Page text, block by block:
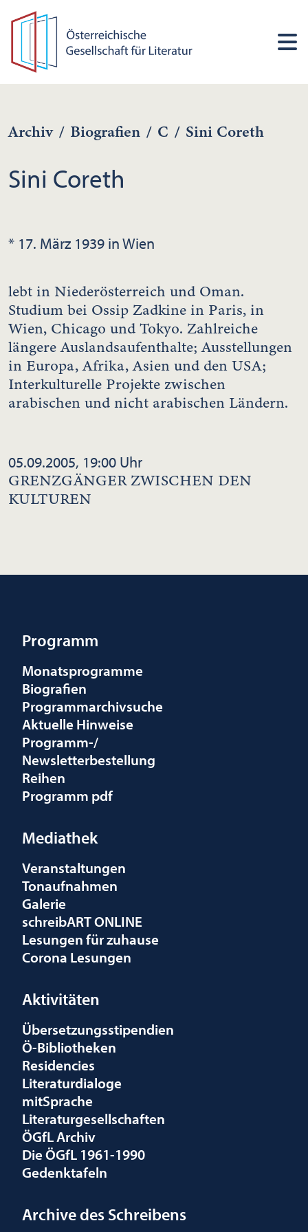
Archiv / Biografien / C / Sini Coreth
Sini Coreth
* 17. März 1939 in Wien
lebt in Niederösterreich und Oman.
Studium bei Ossip Zadkine in Paris, in
Wien, Chicago und Tokyo. Zahlreiche
längere Auslandsaufenthalte; Ausstellungen
in Europa, Afrika, Asien und den USA;
Interkulturelle Projekte zwischen
arabischen und nicht arabischen Ländern.
05.09.2005, 19:00 Uhr
GRENZGÄNGER ZWISCHEN DEN
KULTUREN
Programm
Monatsprogramme
Biografien
Programmarchivsuche
Aktuelle Hinweise
Programm-/
Newsletterbestellung
Reihen
Programm pdf
Mediathek
Veranstaltungen
Tonaufnahmen
Galerie
schreibART ONLINE
Lesungen für zuhause
Corona Lesungen
Aktivitäten
Übersetzungsstipendien
Ö-Bibliotheken
Residencies
Literaturdialoge
mitSprache
Literaturgesellschaften
ÖGfL Archiv
Die ÖGfL 1961-1990
Gedenktafeln
Archive des Schreibens